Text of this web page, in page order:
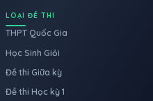
LOẠI ĐỀ THI
THPT Quốc Gia
Học Sinh Giỏi
Đề thi Giữa kỳ
Đề thi Học kỳ 1